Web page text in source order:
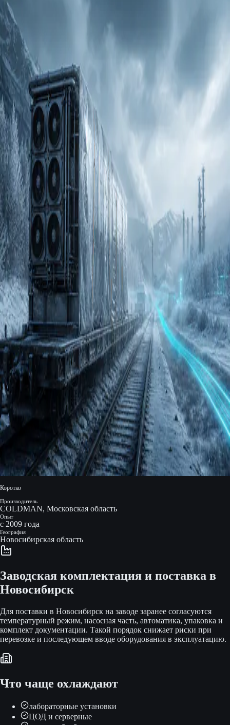
Коротко
Производитель
COLDMAN, Московская область
Опыт
с 2009 года
География
Новосибирская область
Заводская комплектация и поставка в
Новосибирск
Для поставки в Новосибирск на заводе заранее согласуются
температурный режим, насосная часть, автоматика, упаковка и
комплект документации. Такой порядок снижает риски при
перевозке и последующем вводе оборудования в эксплуатацию.
Что чаще охлаждают
лабораторные установки
ЦОД и серверные